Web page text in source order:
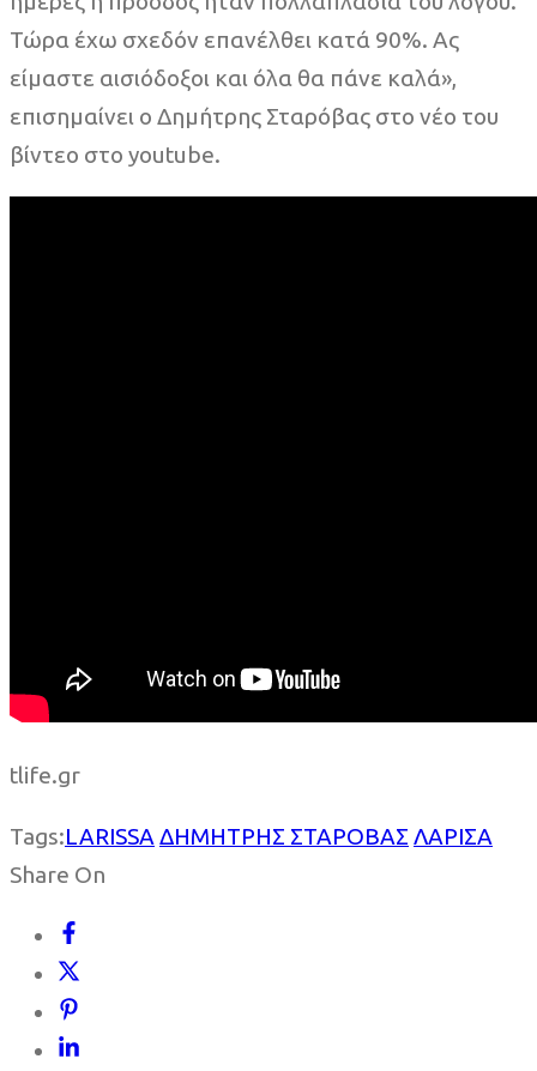
Τώρα έχω σχεδόν επανέλθει κατά 90%. Ας
είμαστε αισιόδοξοι και όλα θα πάνε καλά»,
επισημαίνει ο Δημήτρης Σταρόβας στο νέο του
βίντεο στο youtube.
tlife.gr
Tags:LARISSA ΔΗΜΗΤΡΗΣ ΣΤΑΡΟΒΑΣ ΛΑΡΙΣΑ
Share On